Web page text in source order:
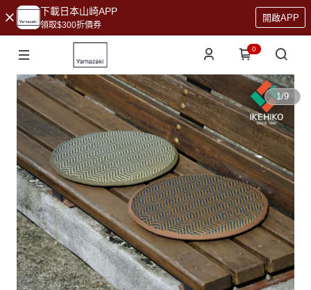
下載日本山崎APP
領取$300折價券
開啟APP
0
1/9